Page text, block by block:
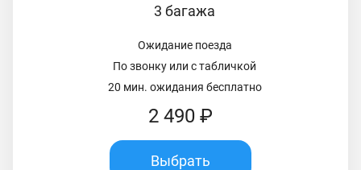
3 багажа
Ожидание поезда
По звонку или с табличкой
20 мин. ожидания бесплатно
2 490 ₽
Выбрать